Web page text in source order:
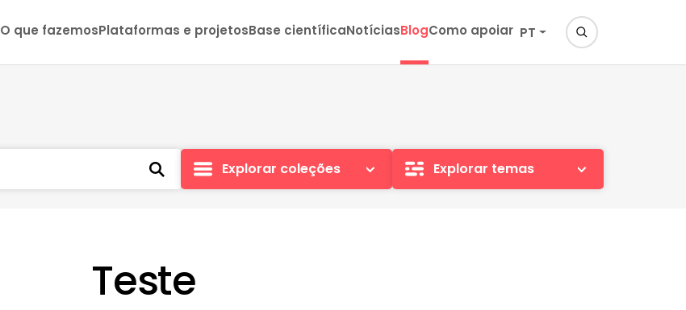
O que fazemosPlataformas e projetosBase científicaNotíciasBlogComo apoiar PT
Explorar coleções Explorar temas
Teste